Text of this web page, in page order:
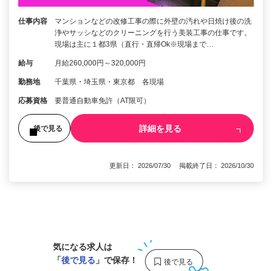
仕事内容
マンションなどの改修工事の際に外壁の汚れや日焼け後の洗
浄やサッシなどのクリーニングを行う美装工事の仕事です。
現場は主に１都3県（直行・直帰Ok※現場まで…
給与 月給260,000円～320,000円
勤務地 千葉県・埼玉県・東京都 各現場
応募資格 要普通自動車免許（AT限可）
後で見る 詳細を見る
更新日： 2026/07/30 掲載終了日： 2026/10/30
気になる求人は
「後で見る 」で保存！